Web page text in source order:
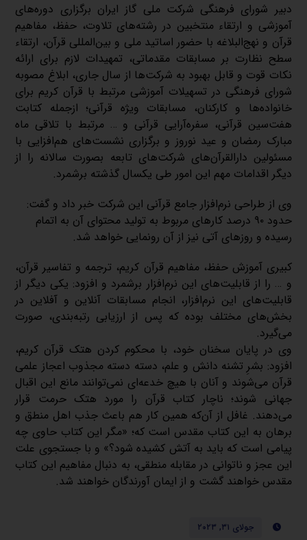
دبیر شورای فرهنگی شرکت ملی گاز ایران برگزاری دوره‌های
آموزشی و ارتقاء منتخبین در رشته‌های تلاوت، حفظ، مفاهیم
قرآن و نهج‌البلاغه با حضور اساتید ملی و بین‌المللی قرآن، ارتقاء
سطح نظارت بر مسابقات مقدماتی، تمهیدات لازم برای ارائه
نکات قوت و قابل بهبود به شرکت‌ها از سال جاری، ابلاغ مصوبه
شورای فرهنگی در تسهیلات آموزشی مرتبط با قرآن کریم برای
خانواده‌ها و کارکنان، مسابقات ویژه قرآنی؛ ازجمله کتابت
هفت‌سین قرآنی، سفره‌آرایی قرآنی و … مرتبط با تلاقی ماه
مبارک رمضان و عید نوروز و برگزاری نشست‌های هم‌افزایی با
مسئولین دارالقرآن‌های شرکت‌های تابعه بصورت سالانه را از
دیگر اقدامات مهم این امور طی یکسال گذشته برشمرد.
وی از طراحی نرم‌افزار جامع قرآنی این شرکت خبر داد و گفت:
حدود ۹۰ درصد کارهای مربوط به تولید محتوای آن به اتمام
رسیده و روزهای آتی نیز از آن رونمایی خواهد شد.
کبیری آموزش حفظ،‌ مفاهیم قرآن کریم، ترجمه و تفاسیر قرآن،
و … را از قابلیت‌های این نرم‌افزار برشمرد و افزود: یکی دیگر از
قابلیت‌های این نرم‌افزار، انجام مسابقات آنلاین و آفلاین در
بخش‌های مختلف بوده که پس از ارزیابی رتبه‌بندی، صورت
می‌گیرد.
وی در پایان سخنان خود، با محکوم کردن هتک قرآن کریم،
افزود: بشرِ تشنه‌ دانش و علم، دسته دسته مجذوب اعجاز علمی
قرآن می‌شوند و آنان با هیچ خدعه‌ای نمی‌توانند مانع این اقبال
جهانی شوند؛ ناچار کتاب قرآن را مورد هتک حرمت قرار
می‌دهند. غافل از آن‌که همین کار هم باعث جذب اهل منطق و
برهان به این کتاب مقدس است که؛ «مگر این کتاب حاوی چه
پیامی است که باید به آتش کشیده شود؟» و با جستجوی علت
این عجز و ناتوانی در مقابله منطقی، به دنبال مفاهیم این کتاب
مقدس خواهند گشت و از ایمان آورندگان خواهند شد.
جولای ۳۱, ۲۰۲۳